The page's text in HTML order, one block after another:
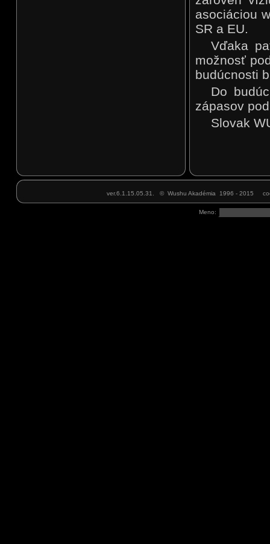
asociáciou
SR a EU.
Vďaka
možnosť
budúcnosti
Do
zápasov
Slovak
ver.6.1.15.05.31. © Wushu Akadémia 1996 - 2015
Meno: